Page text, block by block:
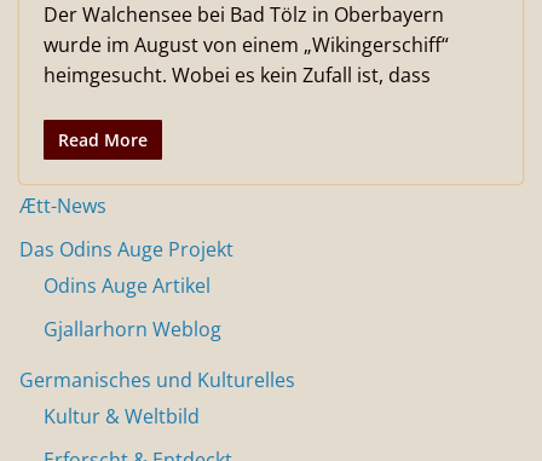
Der Walchensee bei Bad Tölz in Oberbayern
wurde im August von einem „Wikingerschiff“
heimgesucht. Wobei es kein Zufall ist, dass
Read More
Ætt-News
Das Odins Auge Projekt
Odins Auge Artikel
Gjallarhorn Weblog
Germanisches und Kulturelles
Kultur & Weltbild